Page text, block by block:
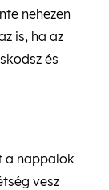
nehezen
is, ha az
és
a nappalok
vesz